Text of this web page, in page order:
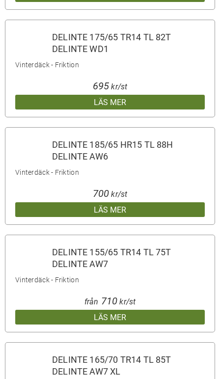
DELINTE 175/65 TR14 TL 82T
DELINTE WD1
Vinterdäck - Friktion
LÄS MER
695 kr/st
DELINTE 185/65 HR15 TL 88H
DELINTE AW6
Vinterdäck - Friktion
LÄS MER
700 kr/st
DELINTE 155/65 TR14 TL 75T
DELINTE AW7
Vinterdäck - Friktion
LÄS MER
från 710 kr/st
DELINTE 165/70 TR14 TL 85T
DELINTE AW7 XL